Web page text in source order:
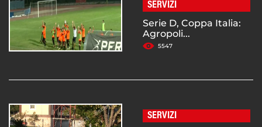
SERVIZI
Serie D, Coppa Italia:
Agropoli...
5547
SERVIZI